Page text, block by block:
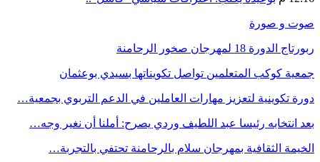
صوت و صورة
ربورتاج الدورة 18 لمهرجان صخور الرحامنة
جمعية كوكب المتعلمين تواصل تكويناتها بسيدي بوعثمان
دورة تكوينية لتعزيز مهارات العاملين في الدعم التربوي بجمعية…
بعد انتخابه رئيسا عبد اللطيف وردي يصرح: أملنا أن نغير وجه…
الخيمة الثقافية بمهرجان سلام بالرحامنة تحتفي بالتجربة…